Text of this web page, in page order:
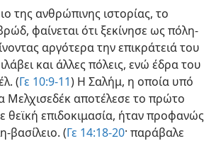
της ανθρώπινης ιστορίας, το
φαίνεται ότι ξεκίνησε ως πόλη-
αργότερα την επικράτειά του
και άλλες πόλεις, ενώ έδρα του
(Γε 10:9-11) Η Σαλήμ, η οποία υπό
Μελχισεδέκ αποτέλεσε το πρώτο
θεϊκή επιδοκιμασία, ήταν προφανώς
βασίλειο. (Γε 14:18-20· παράβαλε